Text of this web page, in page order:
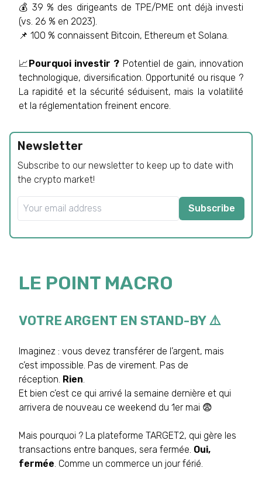
💰 39 % des dirigeants de TPE/PME ont déjà investi
(vs. 26 % en 2023).
📌 100 % connaissent Bitcoin, Ethereum et Solana.
📈Pourquoi investir ? Potentiel de gain, innovation
technologique, diversification. Opportunité ou risque ?
La rapidité et la sécurité séduisent, mais la volatilité
et la réglementation freinent encore.
Newsletter
Subscribe to our newsletter to keep up to date with
the crypto market!
Subscribe
LE POINT MACRO
VOTRE ARGENT EN STAND-BY ⚠️
Imaginez : vous devez transférer de l’argent, mais
c’est impossible. Pas de virement. Pas de
réception. Rien.
Et bien c’est ce qui arrivé la semaine dernière et qui
arrivera de nouveau ce weekend du 1er mai 😨
Mais pourquoi ? La plateforme TARGET2, qui gère les
transactions entre banques, sera fermée. Oui,
fermée. Comme un commerce un jour férié.